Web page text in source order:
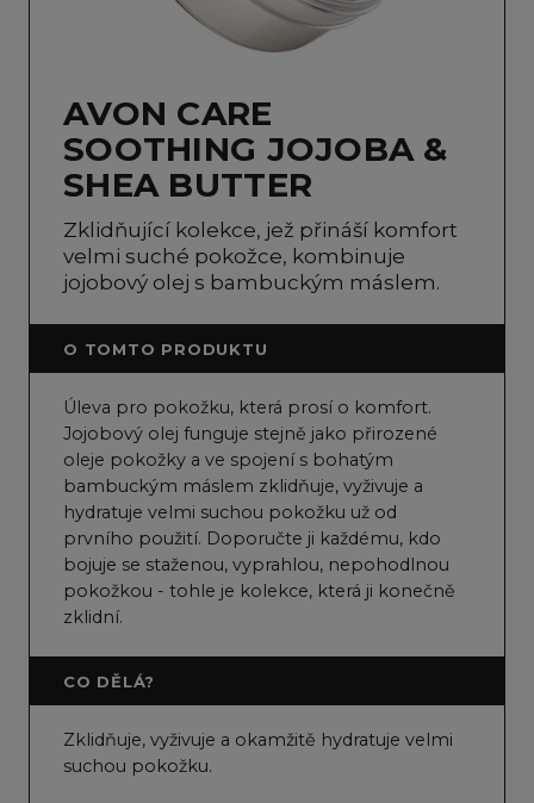
AVON CARE
SOOTHING JOJOBA &
SHEA BUTTER
Zklidňující kolekce, jež přináší komfort
velmi suché pokožce, kombinuje
jojobový olej s bambuckým máslem.
O TOMTO PRODUKTU
Úleva pro pokožku, která prosí o komfort.
Jojobový olej funguje stejně jako přirozené
oleje pokožky a ve spojení s bohatým
bambuckým máslem zklidňuje, vyživuje a
hydratuje velmi suchou pokožku už od
prvního použití. Doporučte ji každému, kdo
bojuje se staženou, vyprahlou, nepohodlnou
pokožkou - tohle je kolekce, která ji konečně
zklidní.
CO DĚLÁ?
Zklidňuje, vyživuje a okamžitě hydratuje velmi
suchou pokožku.